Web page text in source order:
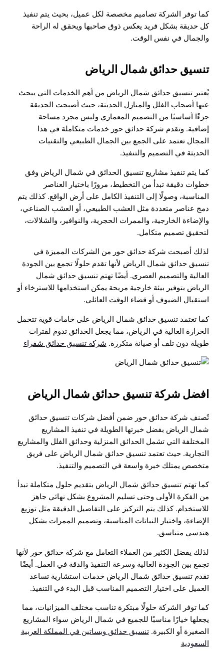
كما توفر الشركة تصاميم مخصصة لكل عميل، بحيث يتم تنفيذ
كل حديقة بشكل فريد يعكس ذوق صاحبها ويحقق له الراحة
والجمال في نفس الوقت.
تنسيق حدائق شمال الرياض
يُعتبر تنسيق حدائق شمال الرياض من أهم الخدمات التي يبحث
عنها أصحاب الفلل والمنازل الحديثة، حيث أصبحت الحديقة
جزءًا أساسيًا من التصميم المعماري وليس مجرد مساحة
إضافية. وتقدم شركة حدائق حور خدمات متكاملة في هذا
المجال تعتمد على الجمع بين الجمال الطبيعي والتقنيات
الحديثة في التصميم والتنفيذ.
كما يتم تنفيذ مشاريع تنسيق الحدائق في شمال الرياض وفق
خطوات دقيقة تبدأ من التخطيط، مرورًا باختيار العناصر
المناسبة، وصولًا إلى التنفيذ الكامل على أرض الواقع. كذلك يتم
دمج عناصر متعددة مثل العشب الطبيعي، أو العشب الصناعي،
والإضاءة الخارجية، والممرات الحجرية، والنوافير، والشلالات،
لتحقيق تصميم متكامل.
لذلك أصبحت شركة حدائق حور من الشركات المميزة في
تنسيق حدائق شمال الرياض لأنها تقدم حلولًا تجمع بين الجودة
العالية والتصميم العصري. أيضًا تهتم تنسيق حدائق شمال
الرياض بتوفير بيئة خارجية مريحة يمكن استخدامها للاسترخاء أو
استقبال الضيوف أو قضاء الوقت العائلي.
كما تعتمد تنسيق حدائق شمال الرياض على خامات قوية تتحمل
الحرارة العالية في الرياض، مما يجعل الحدائق تدوم لفترات
طويلة دون تلف أو صيانة متكررة. شركة تنسيق حدائق شقراء
افضل شركة تنسيق حدائق شمال الرياض
تُصنف شركة حدائق حور ضمن أفضل شركات تنسيق حدائق
شمال الرياض بفضل خبرتها الطويلة في تنفيذ المشاريع
المختلفة التي تشمل الحدائق المنزلية وحدائق الفلل والمشاريع
التجارية. حيث تعتمد تنسيق حدائق شمال الرياض على فريق
متخصص يمتلك خبرة واسعة في التصميم والتنفيذ.
كما تهتم تنسيق حدائق شمال الرياض بتقديم حلول متكاملة تبدأ
من الفكرة الأولى وحتى تسليم المشروع بشكل نهائي جاهز
للاستخدام. كذلك يتم التركيز على التفاصيل الدقيقة مثل توزيع
الإضاءة، واختيار النباتات المناسبة، وتصميم الممرات بشكل
هندسي متناسق.
لذلك يفضل الكثير من العملاء التعامل مع شركة حدائق حور لأنها
تجمع بين الجودة العالية وسرعة التنفيذ والدقة في العمل. أيضًا
تقدم تنسيق حدائق شمال الرياض خدمات استشارية تساعد
العميل على اختيار التصميم المناسب قبل البدء في التنفيذ.
كما توفر الشركة حلولًا مبتكرة تناسب مختلف الميزانيات، مما
يجعلها خيارًا مناسبًا للجميع في شمال الرياض سواء المشاريع
الصغيرة أو الكبيرة.تنسيق حدائق وبساتين في المملكة العربية
السعودية